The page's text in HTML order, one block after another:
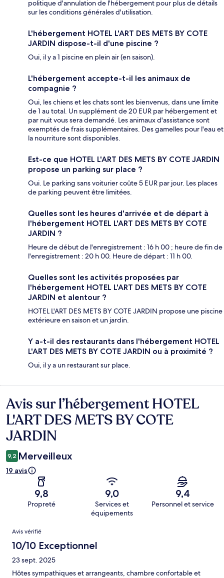
politique d'annulation de l'hébergement pour plus de détails
sur les conditions générales d'utilisation.
L'hébergement HOTEL L'ART DES METS BY COTE
JARDIN dispose-t-il d'une piscine ?
Oui, il y a 1 piscine en plein air (en saison).
L'hébergement accepte-t-il les animaux de
compagnie ?
Oui, les chiens et les chats sont les bienvenus, dans une limite
de 1 au total. Un supplément de 20 EUR par hébergement et
par nuit vous sera demandé. Les animaux d'assistance sont
exemptés de frais supplémentaires. Des gamelles pour l'eau et
la nourriture sont disponibles.
Est-ce que HOTEL L'ART DES METS BY COTE JARDIN
propose un parking sur place ?
Oui. Le parking sans voiturier coûte 5 EUR par jour. Les places
de parking peuvent être limitées.
Quelles sont les heures d'arrivée et de départ à
l'hébergement HOTEL L'ART DES METS BY COTE
JARDIN ?
Heure de début de l'enregistrement : 16 h 00 ; heure de fin de
l'enregistrement : 20 h 00. Heure de départ : 11 h 00.
Quelles sont les activités proposées par
l'hébergement HOTEL L'ART DES METS BY COTE
JARDIN et alentour ?
HOTEL L'ART DES METS BY COTE JARDIN propose une piscine
extérieure en saison et un jardin.
Y a-t-il des restaurants dans l'hébergement HOTEL
L'ART DES METS BY COTE JARDIN ou à proximité ?
Oui, il y a un restaurant sur place.
Avis
Avis sur l’hébergement HOTEL
L'ART DES METS BY COTE
JARDIN
9,2 Merveilleux
19 avis
9,8
Propreté
9,0
Services et
équipements
9,4
Personnel et service
Avis
Avis vérifié
10/10 Exceptionnel
23 sept. 2025
Hôtes sympathiques et arrangeants, chambre confortable et